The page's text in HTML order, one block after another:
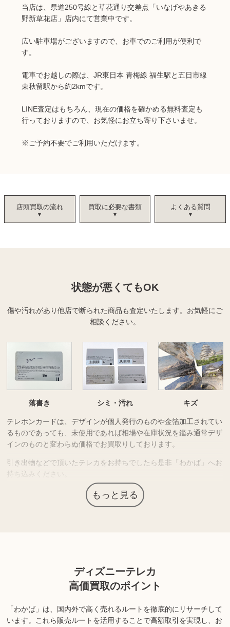
当店は、県道250号線と草花通り交差点「いなげやあきる
野新草花店」店内にて営業中です。
広い駐車場がございますので、お車でのご利用が便利で
す。
電車でお越しの際は、JR東日本 青梅線 福生駅と五日市線
東秋留駅から約2kmです。
LINE査定はもちろん、現在の価格を確かめる無料査定も
行っておりますので、お気軽にお立ち寄り下さいませ。
※ご予約不要でご利用いただけます。
店頭買取の流れ 買取に必要な書類 よくある質問
状態が悪くてもOK
傷や汚れがあり他店で断られた商品も査定いたします。 お気軽にご
相談ください。
落書き シミ・汚れ キズ
テレホンカードは、デザインが個人発行のものや金箔加工されてい
るものであっても、未使用であれば相場や在庫状況を鑑み通常デザ
インのものと変わらぬ価格でお買取りしております。
引き出物などで頂いたテレカをお持ちでしたら是非「わかば」へお
持ち込みください。
もっと見る
ディズニーテレカ
高価買取のポイント
「わかば」は、国内外で高く売れるルートを徹底的にリサーチして
います。 これら販売ルートを活用することで高額取引を実現し、お